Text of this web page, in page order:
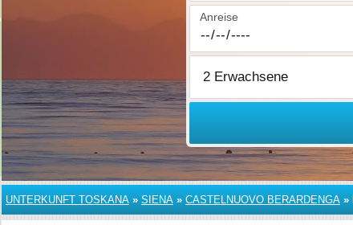
Anreise
UNTERKUNFT TOSKANA » SIENA » CASTELNUOVO BERARDENGA »